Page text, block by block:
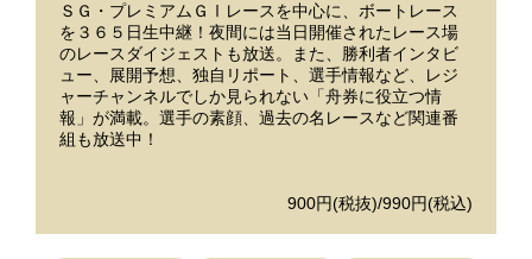
ＳＧ・プレミアムＧⅠレースを中心に、ボートレース
を３６５日生中継！夜間には当日開催されたレース場
のレースダイジェストも放送。また、勝利者インタビ
ュー、展開予想、独自リポート、選手情報など、レジ
ャーチャンネルでしか見られない「舟券に役立つ情
報」が満載。選手の素顔、過去の名レースなど関連番
組も放送中！
900円(税抜)/990円(税込)